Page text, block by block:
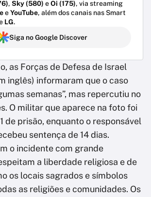
, Sky (580) eOi (175), via streaming
eYouTube, além dos canais nas Smart
LG.
Siga no Google Discover
as Forças de Defesa de Israel
inglês) informaram que o caso
semanas”, mas repercutiu no
O militar que aparece na foto foi
de prisão, enquanto o responsável
sentença de 14 dias.
o incidente com grande
a liberdade religiosa e de
os locais sagrados e símbolos
as religiões e comunidades. Os